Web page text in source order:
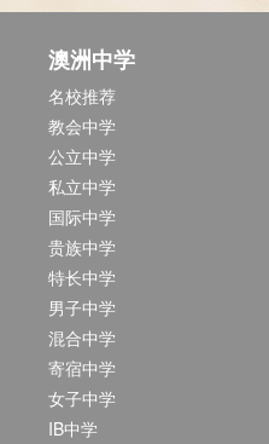
澳洲中学
名校推荐
教会中学
公立中学
私立中学
国际中学
贵族中学
特长中学
男子中学
混合中学
寄宿中学
女子中学
IB中学